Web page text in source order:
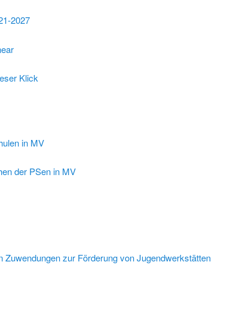
2027
Klick
in MV
der PSen in MV
Zuwendungen zur Förderung von Jugendwerkstätten